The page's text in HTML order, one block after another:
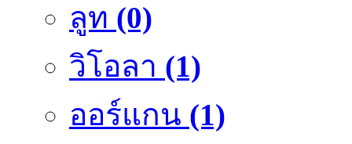
ลูท (0)
วิโอลา (1)
ออร์แกน (1)